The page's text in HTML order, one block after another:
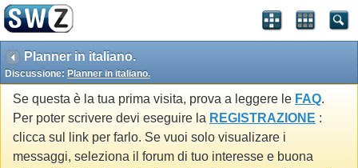
Planner in italiano.
Discussione: Planner in italiano.
Se questa è la tua prima visita, prova a leggere le FAQ.
Per poter scrivere devi eseguire la REGISTRAZIONE :
clicca sul link per farlo. Se vuoi solo visualizare i
messaggi, seleziona il forum di tuo interesse e buona